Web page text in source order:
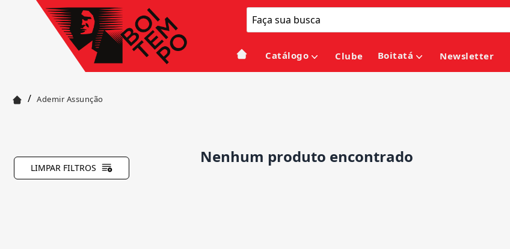
Catálogo Clube Boitatá Newsletter
/ Ademir Assunção
LIMPAR FILTROS
Nenhum produto encontrado